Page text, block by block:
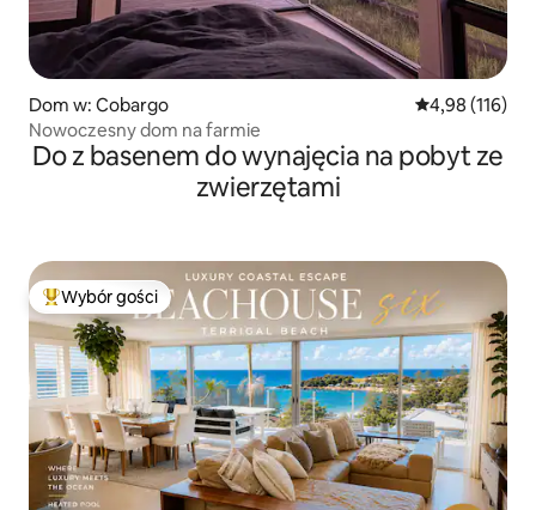
Dom w: Cobargo Średnia
4,98 (116)
Nowoczesny dom na farmie
Do z basenem do wynajęcia na pobyt ze
zwierzętami
Najpopularniejsze z kategorii Wybór gości
Wybór gości